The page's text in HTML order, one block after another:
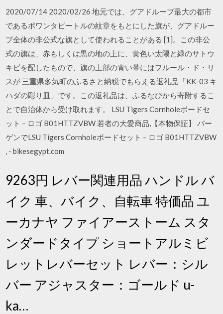
2020/07/14 2020/02/26 地元では、グアドループ最大の都市
であるポワンタピートルの紋章をもとにした旗が、グアドルー
プ全体の非公式な旗として使われることがある [1]。この非公
式の旗は、赤もしくは黒の地の上に、黄色い太陽と緑のサトウ
キビを配したもので、旗の上部の青い帯にはフルール・ド・リ
スが 三重県多気町のふるさと納税でもらえる返礼品「KK-03 キ
ハダの彫り皿」です。この返礼品は、ふるなびから寄附するこ
とで自治体から受け取れます。 LSU Tigers Cornholeボードセ
ット – ロゴ B01HTTZVBW 若者の大愛商品,【本物保証】 バー
ゲンでLSU Tigers Cornholeボードセット – ロゴ B01HTTZVBW
, - bikesegypt.com
9263円 レバー関連用品 ハンドル バ
イク 車、バイク、自転車 特価品 ユ
ーカナヤ ファイアーストーム スタ
ンダードタイプ ショートアルミビ
レットレバーセット レバー：シル
バー アジャスター：ゴールド u-
ka…